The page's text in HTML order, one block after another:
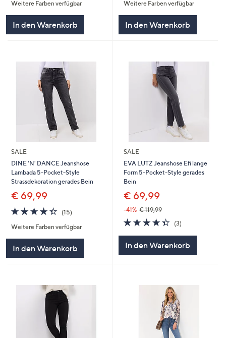
5
Weitere Farben verfügbar
In den Warenkorb
5
Weitere Farben verfügbar
In den Warenkorb
SALE
DINE 'N' DANCE Jeanshose
Lambada 5-Pocket-Style
Strassdekoration gerades Bein
€ 69,99
4.3
von
5
(15)
Weitere Farben verfügbar
In den Warenkorb
SALE
EVA LUTZ Jeanshose Efi lange
Form 5-Pocket-Style gerades
Bein
€ 69,99
-41% € 119,99
4.3
von
(3)3
In den Warenkorb